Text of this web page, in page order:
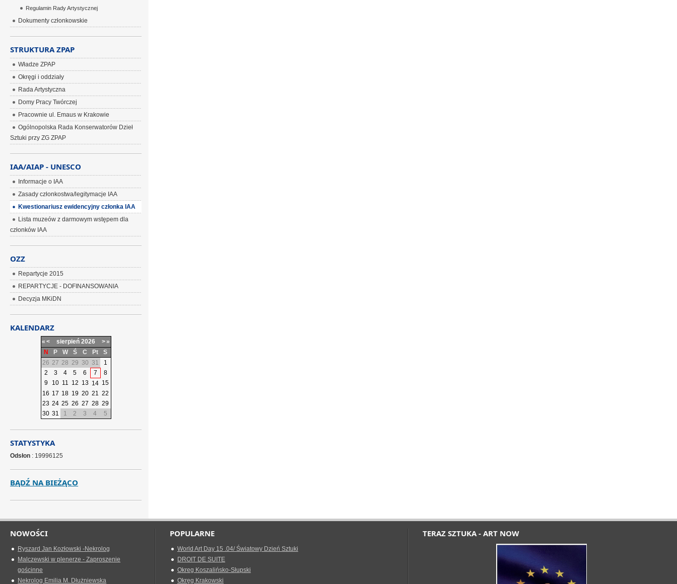
Regulamin Rady Artystycznej
Dokumenty członkowskie
STRUKTURA ZPAP
Władze ZPAP
Okręgi i oddziały
Rada Artystyczna
Domy Pracy Twórczej
Pracownie ul. Emaus w Krakowie
Ogólnopolska Rada Konserwatorów Dzieł
Sztuki przy ZG ZPAP
IAA/AIAP - UNESCO
Informacje o IAA
Zasady członkostwa/legitymacje IAA
Kwestionariusz ewidencyjny członka IAA
Lista muzeów z darmowym wstępem dla
członków IAA
OZZ
Repartycje 2015
REPARTYCJE - DOFINANSOWANIA
Decyzja MKiDN
KALENDARZ
« < sierpień 2026 >»
N
P W Ś C Pt
S
26 27 28 29 30 31
1
2
3 4 5 6 7
8
9
10 11 12 13 14 15
16 17 18 19 20 21 22
23 24 25 26 27 28 29
30 31 1 2 3 4 5
STATYSTYKA
Odsłon : 19996125
BĄDŹ NA BIEŻĄCO
NOWOŚCI
Ryszard Jan Kozłowski -Nekrolog
Malczewski w plenerze - Zaproszenie
gościnne
Nekrolog Emilia M. Dłużniewska
POPULARNE
World Art Day 15 .04/ Światowy Dzień Sztuki
DROIT DE SUITE
Okreg Koszalińsko-Słupski
Okręg Krakowski
TERAZ SZTUKA - ART NOW